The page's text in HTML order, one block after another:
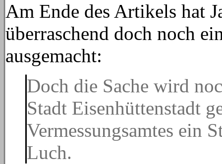
Am Ende des Artikels hat
überraschend doch noch
ausgemacht:
Doch die Sache wird
Stadt Eisenhüttenstadt
Vermessungsamtes ein
Luch.